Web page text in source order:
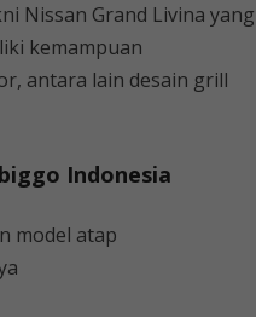
Nissan Grand Livina yang
kemampuan
antara lain desain grill
Indonesia
model atap